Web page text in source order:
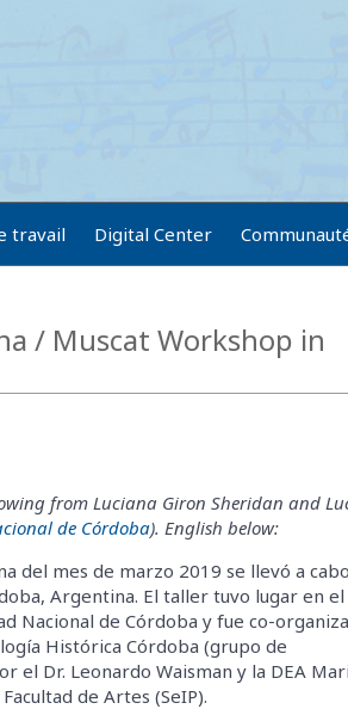
travail Digital Center
/ Muscat Workshop in
from Luciana Giron Sheridan and
de Córdoba). English below:
del mes de marzo 2019 se llevó a
Argentina. El taller tuvo lugar en el
Nacional de Córdoba y fue co-
Histórica Córdoba (grupo de
el Dr. Leonardo Waisman y la DEA
de Artes (SeIP).